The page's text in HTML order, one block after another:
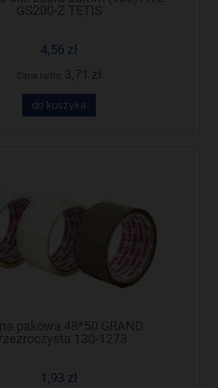
GS200-Z TETIS
4,56 zł
do koszyka
pakowa 48*50 GRAND
130-1273
1,93 zł